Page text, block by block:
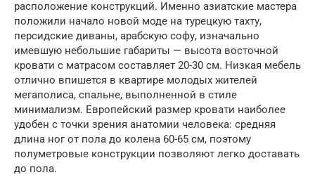
расположение конструкций. Именно азиатские мастера
положили начало новой моде на турецкую тахту,
персидские диваны, арабскую софу, изначально
имевшую небольшие габариты — высота восточной
кровати с матрасом составляет 20-30 см. Низкая мебель
отлично впишется в квартире молодых жителей
мегаполиса, спальне, выполненной в стиле
минимализм. Европейский размер кровати наиболее
удобен с точки зрения анатомии человека: средняя
длина ног от пола до колена 60-65 см, поэтому
полуметровые конструкции позволяют легко доставать
до пола.